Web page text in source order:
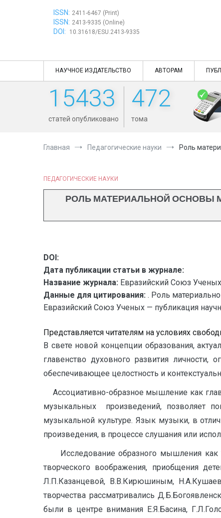
ISSN: 2411-6467 (Print)
ISSN: 2413-9335 (Online)
DOI: 10.31618/ESU.2413-9335
НАУЧНОЕ ИЗДАТЕЛЬСТВО АВТОРАМ
15433
статей опубликовано
472
тома
Главная Педагогические науки Роль
ПЕДАГОГИЧЕСКИЕ НАУКИ
РОЛЬ МАТЕРИАЛЬНОЙ ОСНОВЫ
DOI:
Дата публикации статьи в журнале:
Название журнала: Евразийский Союз
Данные для цитирования: . Роль
Евразийский Союз Ученых — публикация
Представляется читателям на условиях
В свете новой концепции образования,
главенство духовного развития личности,
обеспечивающее целостность и
Ассоциативно-образное мышление как
музыкальных произведений, позволяет
музыкальной культуре. Язык музыки, в
произведения, в процессе слушания или
Исследование образного мышления как
творческого воображения, приобщения
Л.П.Казанцевой, В.В.Кирюшиным,
творчества рассматривались
были в центре внимания Е.Я.Басина,